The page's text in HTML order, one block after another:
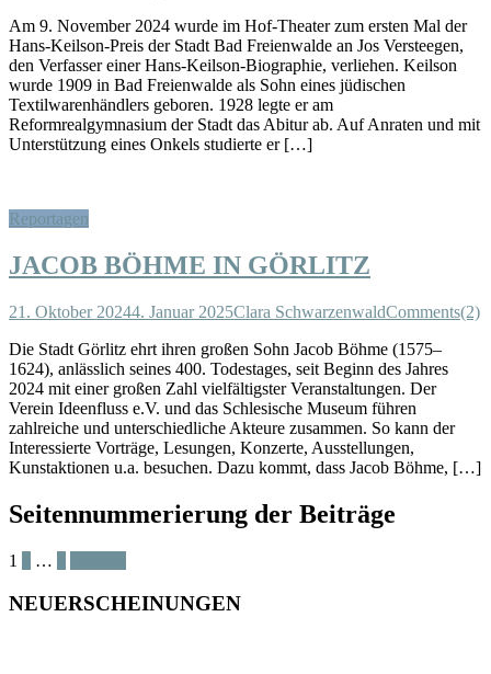
Am 9. November 2024 wurde im Hof-Theater zum ersten Mal der
Hans-Keilson-Preis der Stadt Bad Freienwalde an Jos Versteegen,
den Verfasser einer Hans-Keilson-Biographie, verliehen. Keilson
wurde 1909 in Bad Freienwalde als Sohn eines jüdischen
Textilwarenhändlers geboren. 1928 legte er am
Reformrealgymnasium der Stadt das Abitur ab. Auf Anraten und mit
Unterstützung eines Onkels studierte er […]
Reportagen
JACOB BÖHME IN GÖRLITZ
21. Oktober 20244. Januar 2025Clara SchwarzenwaldComments(2)
Die Stadt Görlitz ehrt ihren großen Sohn Jacob Böhme (1575–
1624), anlässlich seines 400. Todestages, seit Beginn des Jahres
2024 mit einer großen Zahl vielfältigster Veranstaltungen. Der
Verein Ideenfluss e.V. und das Schlesische Museum führen
zahlreiche und unterschiedliche Akteure zusammen. So kann der
Interessierte Vorträge, Lesungen, Konzerte, Ausstellungen,
Kunstaktionen u.a. besuchen. Dazu kommt, dass Jacob Böhme, […]
Seitennummerierung der Beiträge
1 …
NEUERSCHEINUNGEN